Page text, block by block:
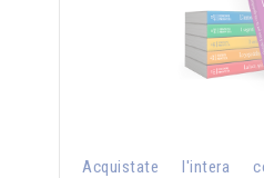
Acquistate l'intera